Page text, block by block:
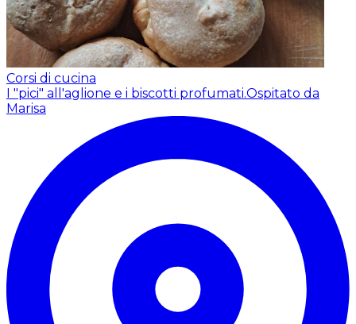
Corsi di cucina
I "pici" all'aglione e i biscotti profumati.Ospitato da
Marisa